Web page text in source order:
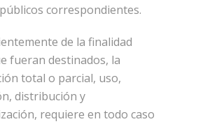
correspondientes.
de la finalidad
fueran destinados, la
total o parcial, uso,
distribución y
requiere en todo caso